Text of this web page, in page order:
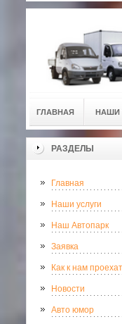
ГЛАВНАЯ НАШИ
РАЗДЕЛЫ
Главная
Наши услуги
Наш Автопарк
Заявка
Как к нам
Новости
Авто юмор